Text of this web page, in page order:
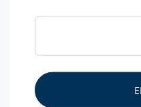
MARCA HENRIQUES &
CAPACIDADE
PRODUTOR